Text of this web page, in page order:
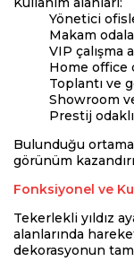
Yönetici
Makam
VIP çalışma
Home office
Toplantı ve
Showroom
Prestij
Bulunduğu
görünüm
Fonksiyonel ve
Tekerlekli yıldız
alanlarında
dekorasyonun